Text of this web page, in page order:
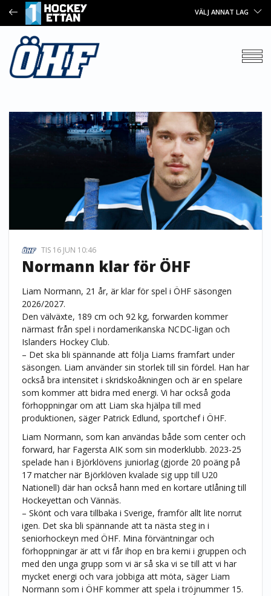
VÄLJ ANNAT LAG
TIS 16 JUN 10:46
Normann klar för ÖHF
Liam Normann, 21 år, är klar för spel i ÖHF säsongen
2026/2027.
Den välväxte, 189 cm och 92 kg, forwarden kommer
närmast från spel i nordamerikanska NCDC-ligan och
Islanders Hockey Club.
– Det ska bli spännande att följa Liams framfart under
säsongen. Liam använder sin storlek till sin fördel. Han har
också bra intensitet i skridskoåkningen och är en spelare
som kommer att bidra med energi. Vi har också goda
förhoppningar om att Liam ska hjälpa till med
produktionen, säger Patrick Edlund, sportchef i ÖHF.
Liam Normann, som kan användas både som center och
forward, har Fagersta AIK som sin moderklubb. 2023-25
spelade han i Björklövens juniorlag (gjorde 20 poäng på
17 matcher när Björklöven kvalade sig upp till U20
Nationell) där han också hann med en kortare utlåning till
Hockeyettan och Vännäs.
– Skönt och vara tillbaka i Sverige, framför allt lite norrut
igen. Det ska bli spännande att ta nästa steg in i
seniorhockeyn med ÖHF. Mina förväntningar och
förhoppningar är att vi får ihop en bra kemi i gruppen och
med den unga grupp som vi är så ska vi se till att vi har
mycket energi och vara jobbiga att möta, säger Liam
Normann som i ÖHF kommer att spela i tröjnummer 15.